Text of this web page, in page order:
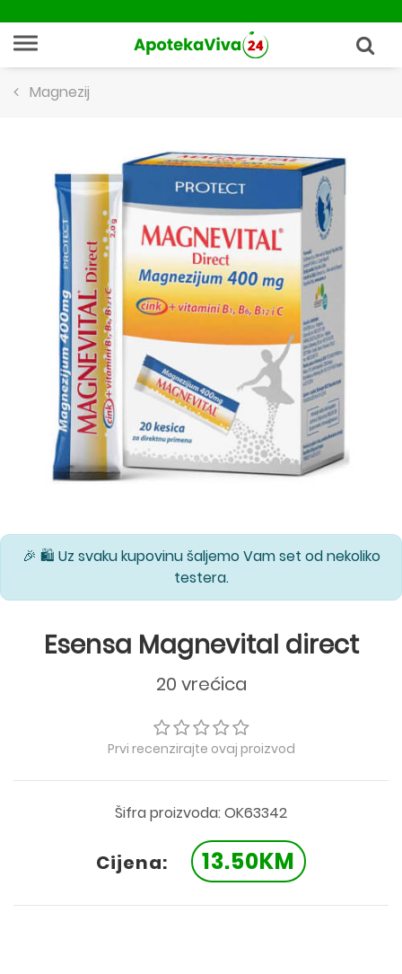
Magnezij
🎉 🛍️ Uz svaku kupovinu šaljemo Vam set od nekoliko
testera.
Esensa Magnevital direct
20 vrećica
Prvi recenzirajte ovaj proizvod
Šifra proizvoda: OK63342
Cijena: 13.50KM